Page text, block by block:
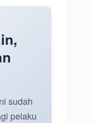
sudah
pelaku